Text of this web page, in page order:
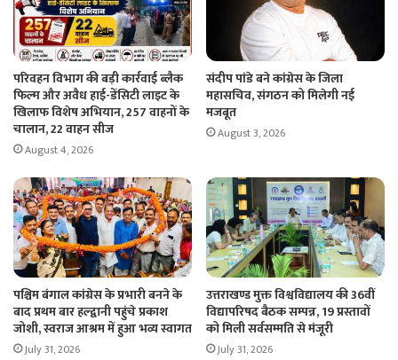
परिवहन विभाग की बड़ी कार्रवाई ब्लैक
फिल्म और अवैध हाई-डेंसिटी लाइट के
खिलाफ विशेष अभियान, 257 वाहनों के
चालान, 22 वाहन सीज
August 4, 2026
संदीप पांडे बने कांग्रेस के जिला
महासचिव, संगठन को मिलेगी नई
मजबूत
August 3, 2026
पश्चिम बंगाल कांग्रेस के प्रभारी बनने के
बाद प्रथम बार हल्द्वानी पहुंचे प्रकाश
जोशी, स्वराज आश्रम में हुआ भव्य स्वागत
July 31, 2026
उत्तराखण्ड मुक्त विश्वविद्यालय की 36वीं
विद्यापरिषद बैठक सम्पन्न, 19 प्रस्तावों
को मिली सर्वसम्मति से मंजूरी
July 31, 2026